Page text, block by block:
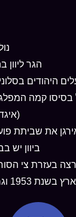
הגר
היהודים
בסיסו קמה
את שביתת
ביוון יש
בעזרת צי
וגר עד למותו בעיר חולון